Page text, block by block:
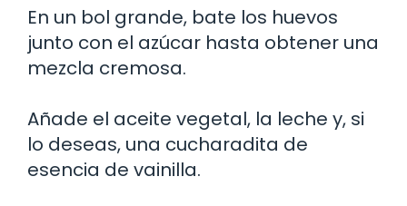
En un bol grande, bate los huevos
junto con el azúcar hasta obtener una
mezcla cremosa.
Añade el aceite vegetal, la leche y, si
lo deseas, una cucharadita de
esencia de vainilla.